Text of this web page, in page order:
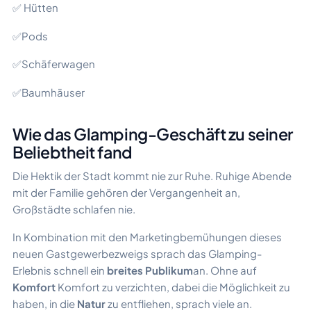
✅ Hütten
✅Pods
✅Schäferwagen
✅Baumhäuser
Wie das Glamping-Geschäft zu seiner
Beliebtheit fand
Die Hektik der Stadt kommt nie zur Ruhe. Ruhige Abende
mit der Familie gehören der Vergangenheit an,
Großstädte schlafen nie.
In Kombination mit den Marketingbemühungen dieses
neuen Gastgewerbezweigs sprach das Glamping-
Erlebnis schnell ein breites Publikuman. Ohne auf
Komfort Komfort zu verzichten, dabei die Möglichkeit zu
haben, in die Naturzu entfliehen, sprach viele an.